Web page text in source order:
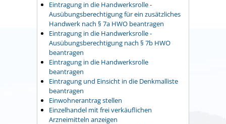
Eintragung in die Handwerksrolle -
Ausübungsberechtigung für ein zusätzliches
Handwerk nach § 7a HWO beantragen
Eintragung in die Handwerksrolle -
Ausübungsberechtigung nach § 7b HWO
beantragen
Eintragung in die Handwerksrolle
beantragen
Eintragung und Einsicht in die Denkmalliste
beantragen
Einwohnerantrag stellen
Einzelhandel mit frei verkäuflichen
Arzneimitteln anzeigen